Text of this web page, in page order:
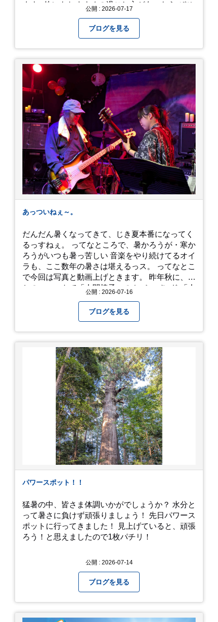
ます♪ 他にもおすすめの過ごし方があったら ぜひ
公開 : 2026-07-17
ブログを見る
あっついねぇ～。
だんだん暑くなってきて、じき夏本番になってく
るっすねぇ。 ってなところで、暑かろうが・寒か
ろうがいつも暑っ苦しい 音楽をやり続けてるオイ
ラも、ここ数年の暑さは堪えるっス。 ってなとこ
で今回は写真と動画上げときます。 昨年秋に、娘
とのユニットで「人間椅子」のカバーバンド 「人
画にしており、娘のファンからもアップしてくれ
ッ！」とされているので ここだけの公開としま
す。 非常に暑苦しいのでご観覧される方は、ご注
意くださいませ。 では、熱中症に気を付けて、お
過ごしください。
https://youtu.be/QWVP8qzpsUE
公開 : 2026-07-16
ブログを見る
パワースポット！！
猛暑の中、皆さま体調いかがでしょうか？ 水分と
って暑さに負けず頑張りましょう！ 先日パワース
ポットに行ってきました！ 見上げていると、頑張
ろう！と思えましたので1枚パチリ！
公開 : 2026-07-14
ブログを見る